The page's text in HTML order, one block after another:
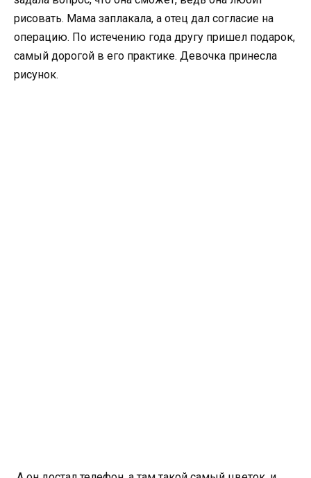
рисовать. Мама заплакала, а отец дал согласие на
операцию. По истечению года другу пришел подарок,
самый дорогой в его практике. Девочка принесла
рисунок.